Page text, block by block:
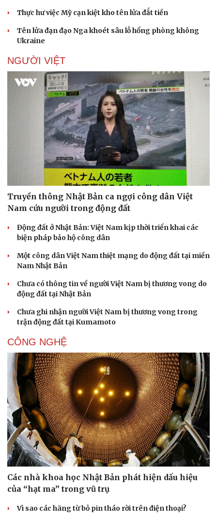
Sức khỏe
Dinh dưỡng - món ngon
Sản phụ khoa
Nhi khoa
Nam khoa
Làm đẹp - giảm cân
Phòng mạch online
Ăn sạch sống khỏe
Đời sống
Thực hư việc Mỹ cạn kiệt kho tên lửa đắt tiền
Tên lửa đạn đạo Nga khoét sâu lỗ hổng phòng không
Ukraine
NGƯỜI VIỆT
Truyền thông Nhật Bản ca ngợi công dân Việt
Nam cứu người trong động đất
Động đất ở Nhật Bản: Việt Nam kịp thời triển khai các
biện pháp bảo hộ công dân
Một công dân Việt Nam thiệt mạng do động đất tại miền
Nam Nhật Bản
Chưa có thông tin về người Việt Nam bị thương vong do
động đất tại Nhật Bản
Chưa ghi nhận người Việt Nam bị thương vong trong
trận động đất tại Kumamoto
CÔNG NGHỆ
Các nhà khoa học Nhật Bản phát hiện dấu hiệu
của “hạt ma” trong vũ trụ
Vì sao các hãng từ bỏ pin tháo rời trên điện thoại?